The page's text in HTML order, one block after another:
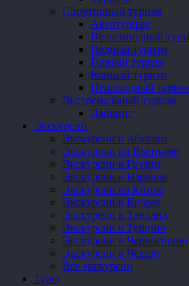
Спортивный туризм
Автотуризм
Велосипедный
Водный туризм
Горный туризм
Конный туризм
Пешеходный
Экстремальный туризм
Дайвинг
Экскурсии
Экскурсии в Абхазии
Экскурсии во Вьетнаме
Экскурсии в Грузии
Экскурсии в Израиле
Экскурсии на Кипре
Экскурсии в Крыму
Экскурсии в Таиланд
Экскурсии в Турцию
Экскурсии в Черногорию
Экскурсии в Чехию
Все экскурсии
Туры